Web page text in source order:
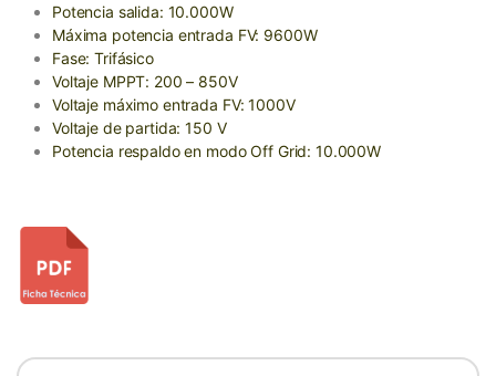
Potencia salida: 10.000W
Máxima potencia entrada FV: 9600W
Fase: Trifásico
Voltaje MPPT: 200 – 850V
Voltaje máximo entrada FV: 1000V
Voltaje de partida: 150 V
Potencia respaldo en modo Off Grid: 10.000W